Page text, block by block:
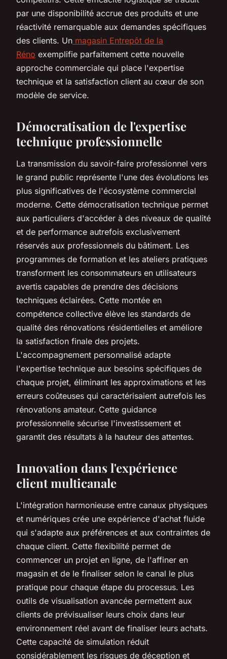
par une disponibilité accrue des produits et une
réactivité remarquable aux demandes spécifiques
des clients. Un magasin Entrepôt de la
Réno exemplifie parfaitement cette nouvelle
approche commerciale qui place l'expertise
technique et la satisfaction client au cœur de son
modèle de service.
Démocratisation de l'expertise
technique professionnelle
La transmission du savoir-faire professionnel vers
le grand public représente l'une des évolutions les
plus significatives de l'écosystème commercial
moderne. Cette démocratisation technique permet
aux particuliers d'accéder à des niveaux de qualité
et de performance autrefois exclusivement
réservés aux professionnels du bâtiment. Les
programmes de formation et les ateliers pratiques
transforment les consommateurs en utilisateurs
avertis capables de prendre des décisions
techniques éclairées. Cette montée en
compétence collective élève les standards de
qualité des rénovations résidentielles et améliore
la satisfaction finale des projets.
L'accompagnement personnalisé adapte
l'expertise technique aux besoins spécifiques de
chaque projet, éliminant les approximations et les
erreurs coûteuses qui caractérisaient autrefois les
rénovations amateur. Cette guidance
professionnelle sécurise l'investissement et
garantit des résultats à la hauteur des attentes.
Innovation dans l'expérience
client multicanale
L'intégration harmonieuse entre canaux physiques
et numériques crée une expérience d'achat fluide
qui s'adapte aux préférences et aux contraintes de
chaque client. Cette flexibilité permet de
commencer un projet en ligne, de l'affiner en
magasin et de le finaliser selon le canal le plus
pratique pour chaque étape du processus. Les
outils de visualisation avancée permettent aux
clients de prévisualiser leurs choix dans leur
environnement réel avant de finaliser leurs achats.
Cette capacité de simulation réduit
considérablement les risques de déception et